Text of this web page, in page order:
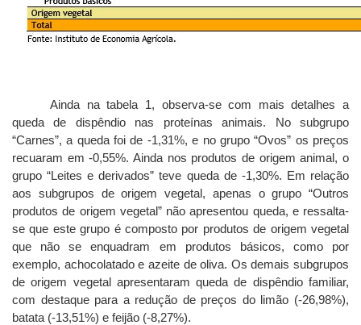
Ainda na tabela 1, observa-se com mais detalhes a
queda de dispêndio nas proteínas animais. No subgrupo
“Carnes”, a queda foi de -1,31%, e no grupo “Ovos” os preços
recuaram em -0,55%. Ainda nos produtos de origem animal, o
grupo “Leites e derivados” teve queda de -1,30%. Em relação
aos subgrupos de origem vegetal, apenas o grupo “Outros
produtos de origem vegetal” não apresentou queda, e ressalta-
se que este grupo é composto por produtos de origem vegetal
que não se enquadram em produtos básicos, como por
exemplo, achocolatado e azeite de oliva. Os demais subgrupos
de origem vegetal apresentaram queda de dispêndio familiar,
com destaque para a redução de preços do limão (-26,98%),
batata (-13,51%) e feijão (-8,27%).